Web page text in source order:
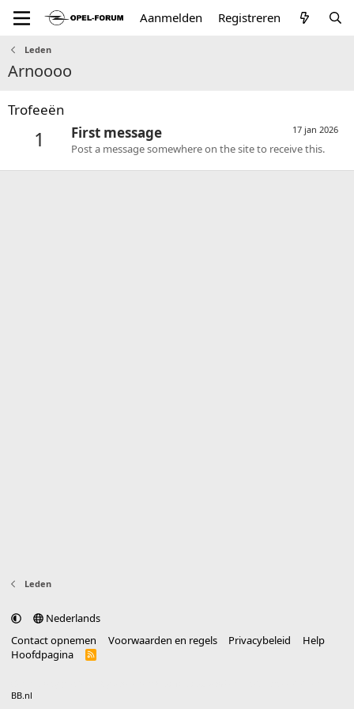
Aanmelden Registreren
Leden
Arnoooo
Trofeeën
1 17 jan 2026
First message
Post a message somewhere on the site to receive this.
Leden
Nederlands
Contact opnemen
Voorwaarden en regels Privacybeleid
Help
Hoofdpagina
R
BB.nl